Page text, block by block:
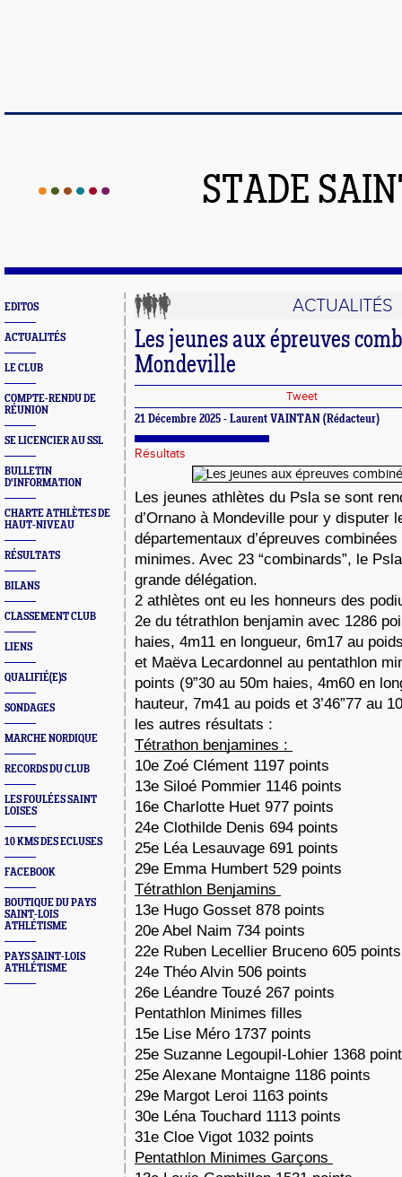
STADE
EDITOS
ACTUALITÉS
LE CLUB
COMPTE-RENDU DE
RÉUNION
SE LICENCIER AU SSL
BULLETIN
D'INFORMATION
CHARTE ATHLÈTES DE
HAUT-NIVEAU
RÉSULTATS
BILANS
CLASSEMENT CLUB
LIENS
QUALIFIÉ(E)S
SONDAGES
MARCHE NORDIQUE
RECORDS DU CLUB
LES FOULÉES SAINT
LOISES
10 KMS DES ECLUSES
FACEBOOK
BOUTIQUE DU PAYS
SAINT-LOIS
ATHLÉTISME
PAYS SAINT-LOIS
ATHLÉTISME
ACTUALITÉS
Les jeunes aux épreuves
Mondeville
Tweet
21 Décembre 2025 - Laurent VAINTAN (Rédacteur)
Résultats
Les jeunes athlètes du Psla se sont
d’Ornano à Mondeville pour y disputer
départementaux d’épreuves
minimes. Avec 23 “combinards”, le
grande délégation.
2 athlètes ont eu les honneurs des
2e du tétrathlon benjamin avec 1286
haies, 4m11 en longueur, 6m17 au
et Maëva Lecardonnel au pentathlon
points (9”30 au 50m haies, 4m60 en
hauteur, 7m41 au poids et 3’46”77 au
les autres résultats :
Tétrathon benjamines :
10e Zoé Clément 1197 points
13e Siloé Pommier 1146 points
16e Charlotte Huet 977 points
24e Clothilde Denis 694 points
25e Léa Lesauvage 691 points
29e Emma Humbert 529 points
Tétrathlon Benjamins
13e Hugo Gosset 878 points
20e Abel Naim 734 points
22e Ruben Lecellier Bruceno 605
24e Théo Alvin 506 points
26e Léandre Touzé 267 points
Pentathlon Minimes filles
15e Lise Méro 1737 points
25e Suzanne Legoupil-Lohier 1368
25e Alexane Montaigne 1186 points
29e Margot Leroi 1163 points
30e Léna Touchard 1113 points
31e Cloe Vigot 1032 points
Pentathlon Minimes Garçons